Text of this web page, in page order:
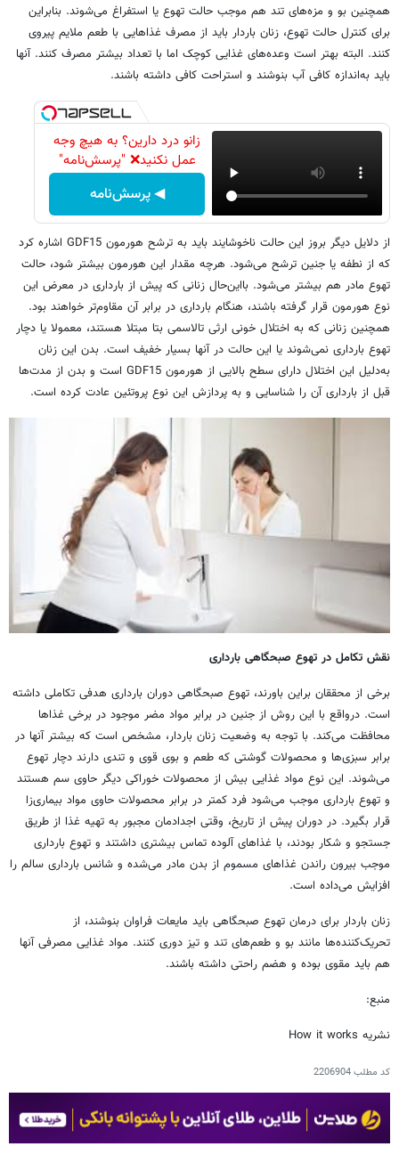
همچنین بو و مزه‌های تند هم موجب حالت تهوع یا استفراغ می‌شوند. بنابراین
برای کنترل حالت تهوع، زنان باردار باید از مصرف غذاهایی با طعم ملایم پیروی
کنند. البته بهتر است وعده‌های غذایی کوچک اما با تعداد بیشتر مصرف کنند. آنها
باید به‌اندازه کافی آب بنوشند و استراحت کافی داشته باشند.
زانو درد دارین؟ به هیچ وجه
عمل نکنید❌ "پرسش‌نامه"
◀ پرسش‌نامه
از دلایل دیگر بروز این حالت ناخوشایند باید به ترشح هورمون GDF15 اشاره کرد
که از نطفه یا جنین ترشح می‌شود. هرچه مقدار این هورمون بیشتر شود، حالت
تهوع مادر هم بیشتر می‌شود. بااین‌حال زنانی که پیش از بارداری در معرض این
نوع هورمون قرار گرفته باشند، هنگام بارداری در برابر آن مقاوم‌تر خواهند بود.
همچنین زنانی که به اختلال خونی ارثی تالاسمی بتا مبتلا هستند، معمولا یا دچار
تهوع بارداری نمی‌شوند یا این حالت در آنها بسیار خفیف است. بدن این زنان
به‌دلیل این اختلال دارای سطح بالایی از هورمون GDF15 است و بدن از مدت‌ها
قبل از بارداری آن را شناسایی و به پردازش این نوع پروتئین عادت کرده است.
نقش تکامل در تهوع صبحگاهی بارداری
برخی از محققان براین باورند، تهوع صبحگاهی دوران بارداری هدفی تکاملی داشته
است. درواقع با این روش از جنین در برابر مواد مضر موجود در برخی غذاها
محافظت می‌کند. با توجه به وضعیت زنان باردار، مشخص است که بیشتر آنها در
برابر سبزی‌ها و محصولات گوشتی که طعم و بوی قوی و تندی دارند دچار تهوع
می‌شوند. این نوع مواد غذایی بیش از محصولات خوراکی دیگر حاوی سم هستند
و تهوع بارداری موجب می‌شود فرد کمتر در برابر محصولات حاوی مواد بیماری‌زا
قرار بگیرد. در دوران پیش از تاریخ، وقتی اجدادمان مجبور به تهیه غذا از طریق
جستجو و شکار بودند، با غذاهای آلوده تماس بیشتری داشتند و تهوع بارداری
موجب بیرون راندن غذاهای مسموم از بدن مادر می‌شده و شانس بارداری سالم را
افزایش می‌داده است.
زنان باردار برای درمان تهوع صبحگاهی باید مایعات فراوان بنوشند، از
تحریک‌کننده‌ها مانند بو و طعم‌های تند و تیز دوری کنند. مواد غذایی مصرفی آنها
هم باید مقوی بوده و هضم راحتی داشته باشند.
منبع:
نشریه How it works
کد مطلب2206904